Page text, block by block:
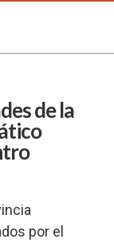
de la
por el